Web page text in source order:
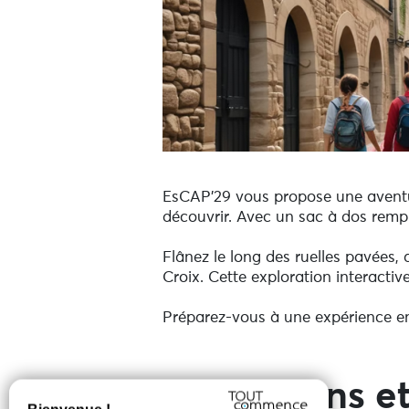
EsCAP'29 vous propose une
découvrir. Avec un sac à dos
Flânez le long des ruelles
Croix. Cette exploration
Préparez-vous à une expérience
Prestations